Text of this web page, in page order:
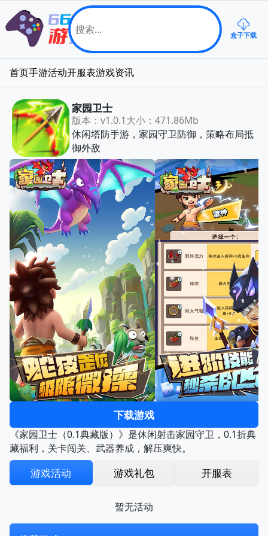
盒子下载
首页手游活动开服表游戏资讯
家园卫士
版本：v1.0.1大小：471.86Mb
休闲塔防手游，家园守卫防御，策略布局抵
御外敌
下载游戏
《家园卫士（0.1典藏版）》是休闲射击家园守卫，0.1折典
藏福利，关卡闯关、武器养成，解压爽快。
游戏活动 游戏礼包 开服表
暂无活动